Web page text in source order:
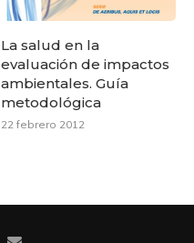
La salud en la
evaluación de impactos
ambientales. Guía
metodológica
22 febrero 2012